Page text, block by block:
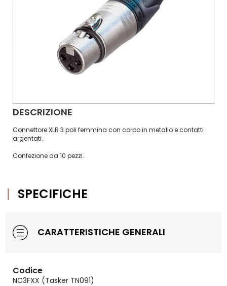
DESCRIZIONE
Connettore XLR 3 poli femmina con corpo in metallo e contatti
argentati.
Confezione da 10 pezzi.
SPECIFICHE
CARATTERISTICHE GENERALI
Codice
NC3FXX (Tasker TN091)